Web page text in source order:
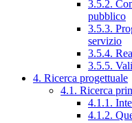
3.5.2.
pubblico
3.5.3.
servizio
3.5.4.
3.5.5.
4. Ricerca progettuale
4.1. Ricerca
4.1.1.
4.1.2.